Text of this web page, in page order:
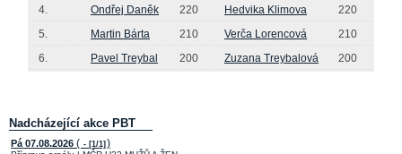
4.
Ondřej Daněk 220 Hedvika Klimova
220
5.
Martin Bárta 210 Verča Lorencová
210
6.
Pavel Treybal 200 Zuzana Treybalová 200
Nadcházející akce PBT
Pá 07.08.2026 ( - [1/1] )